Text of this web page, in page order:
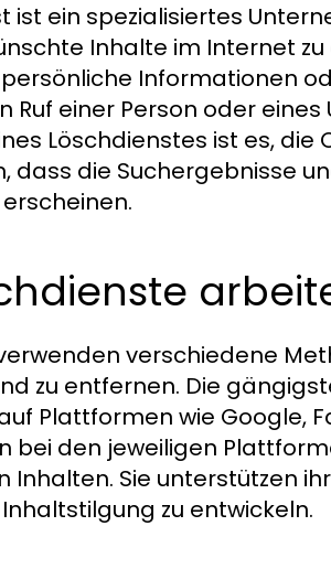
ist ein spezialisiertes
Inhalte im Internet
Informationen
Ruf einer Person oder
Löschdienstes ist es,
dass die Suchergebnisse
verschiedene
zu entfernen. Die
Plattformen wie Google,
bei den jeweiligen
Inhalten. Sie unterstützen
zu entwickeln.